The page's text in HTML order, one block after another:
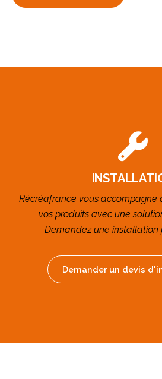
Récréafrance vous accompagne
vos produits avec une
Demandez une installation
Demander un devis